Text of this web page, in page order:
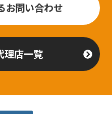
お問い合わせ
理店一覧